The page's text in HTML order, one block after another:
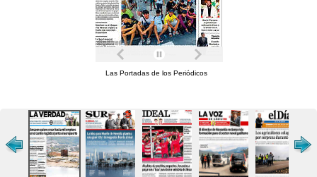
Las Portadas de los Periódicos